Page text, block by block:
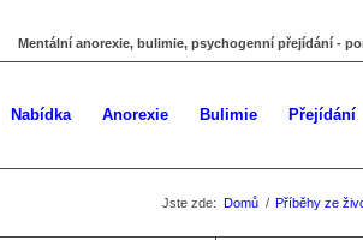
Mentální anorexie, bulimie, psychogenní přejídání -
Nabídka Anorexie Bulimie Přejídání
Jste zde: Domů / Příběhy ze